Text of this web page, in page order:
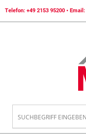
Telefon: +49 2153 95200 • Email: